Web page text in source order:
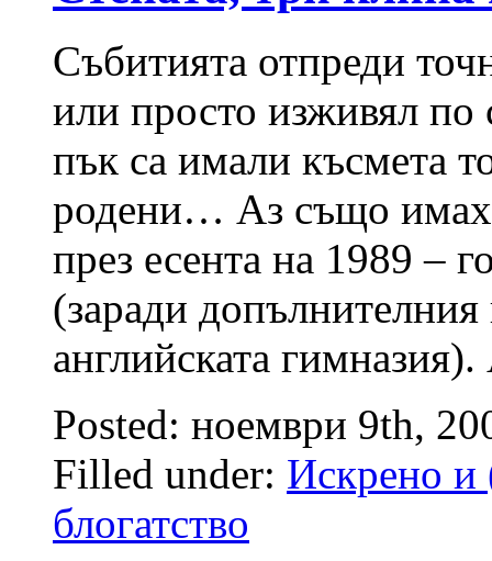
Събитията отпреди
или просто изживял по
пък са имали късмета
родени… Аз също имах
през есента на 1989 –
(заради допълнителния
английската
Posted: ноември 9th,
Filled under: Искрено и
блогатство